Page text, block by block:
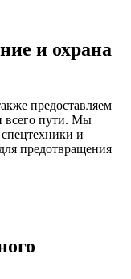
и охрана
предоставляем
всего пути. Мы
и
предотвращения